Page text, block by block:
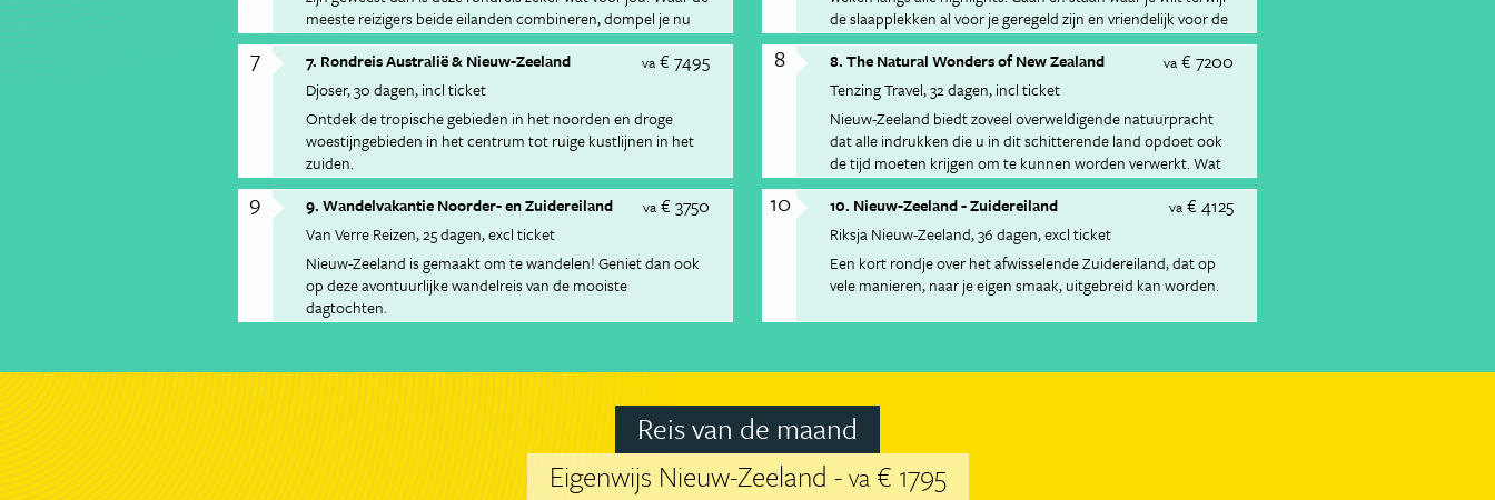
meeste reizigers beide eilanden combineren, dompel je nu
onder op het Noordereiland.
de slaapplekken al voor je geregeld zijn en vriendelijk voor de
portemonnee.
7 va€ 7495
7. Rondreis Australië & Nieuw-Zeeland
Djoser 30 dagen incl ticket
Ontdek de tropische gebieden in het noorden en droge
woestijngebieden in het centrum tot ruige kustlijnen in het
zuiden.
8 va € 7200
8. The Natural Wonders of New Zealand
Tenzing Travel 32 dagen incl ticket
Nieuw-Zeeland biedt zoveel overweldigende natuurpracht
dat alle indrukken die u in dit schitterende land opdoet ook
de tijd moeten krijgen om te kunnen worden verwerkt. Wat
is er mooier dan dit te doen op die bijzondere plekken zelf?
Daarom krijgt u tijdens deze autoreis alle tijd om de
hoogtepunten van Nieuw-Zeeland te zien en te bewonderen.
9 va€ 3750
9. Wandelvakantie Noorder- en Zuidereiland
Van Verre Reizen 25 dagen excl ticket
Nieuw-Zeeland is gemaakt om te wandelen! Geniet dan ook
op deze avontuurlijke wandelreis van de mooiste
dagtochten.
10 va € 4125
10. Nieuw-Zeeland - Zuidereiland
Riksja Nieuw-Zeeland 36 dagen excl ticket
Een kort rondje over het afwisselende Zuidereiland, dat op
vele manieren, naar je eigen smaak, uitgebreid kan worden.
Reis van de maand
Eigenwijs Nieuw-Zeeland -va€ 1795